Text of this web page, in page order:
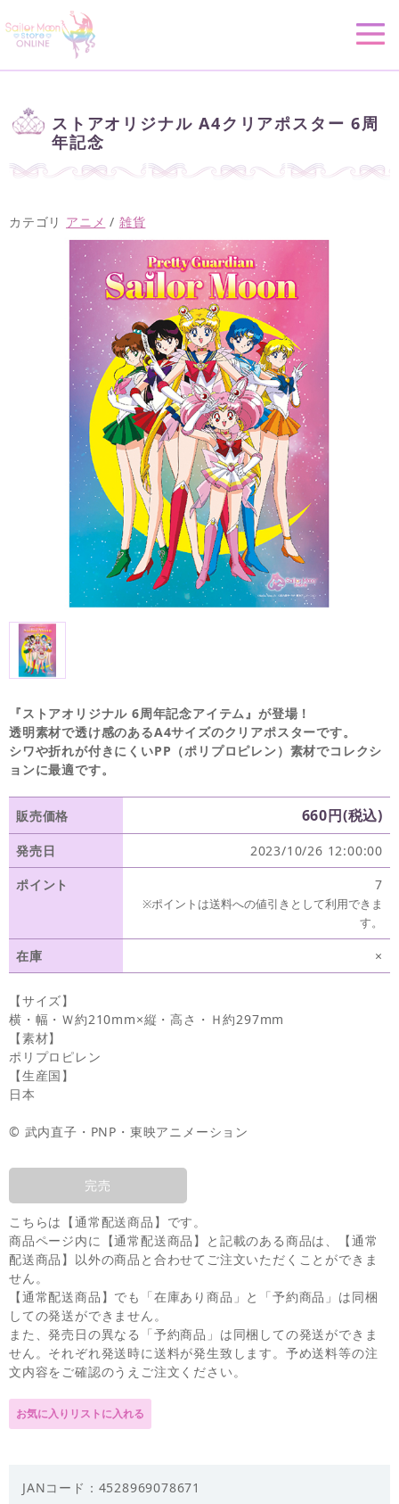
ストアオリジナル A4クリアポスター 6周
年記念
カテゴリ アニメ / 雑貨
『ストアオリジナル 6周年記念アイテム』が登場！
透明素材で透け感のあるA4サイズのクリアポスターです。
シワや折れが付きにくいPP（ポリプロピレン）素材でコレクシ
ョンに最適です。
販売価格 660円(税込)
発売日
2023/10/26 12:00:00
ポイント
7
※ポイントは送料への値引きとして利用できま
す。
在庫 ×
【サイズ】
横・幅・Ｗ約210mm×縦・高さ・Ｈ約297mm
【素材】
ポリプロピレン
【生産国】
日本
© 武内直子・PNP・東映アニメーション
完売
こちらは【通常配送商品】です。
商品ページ内に【通常配送商品】と記載のある商品は、【通常
配送商品】以外の商品と合わせてご注文いただくことができま
せん。
【通常配送商品】でも「在庫あり商品」と「予約商品」は同梱
しての発送ができません。
また、発売日の異なる「予約商品」は同梱しての発送ができま
せん。それぞれ発送時に送料が発生致します。予め送料等の注
文内容をご確認のうえご注文ください。
JANコード：4528969078671